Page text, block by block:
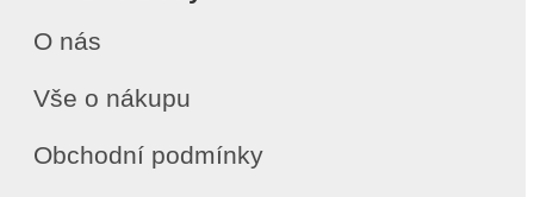
O nás
Vše o nákupu
Obchodní podmínky